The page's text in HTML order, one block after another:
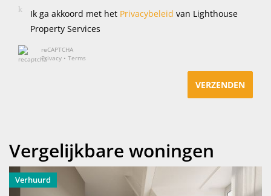
Ik ga akkoord met het Privacybeleid van Lighthouse
Property Services
reCAPTCHA
Privacy • Terms
VERZENDEN
Vergelijkbare woningen
Verhuurd